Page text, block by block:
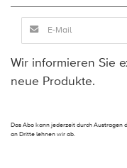
Wir informieren Sie
neue Produkte.
Das Abo kann jederzeit durch Austragen
an Dritte lehnen wir ab.